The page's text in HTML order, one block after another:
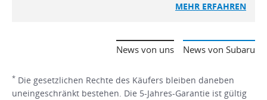
MEHR ERFAHREN
News von Subaru
News von uns
* Die gesetzlichen Rechte des Käufers bleiben daneben
uneingeschränkt bestehen. Die 5-Jahres-Garantie ist gültig